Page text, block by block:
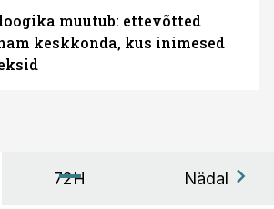
muutub: ettevõtted
keskkonda, kus inimesed
72H Nädal